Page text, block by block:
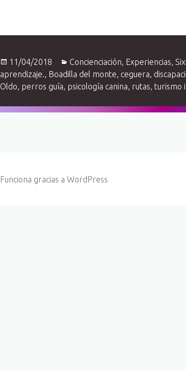
Publicado
el
11/04/2018 Categorías
Concienciación, Experiencias,
aprendizaje., Boadilla del monte,ceguera,
Oldo, perros guía, psicología canina, rutas,turismo
Funciona gracias a WordPress